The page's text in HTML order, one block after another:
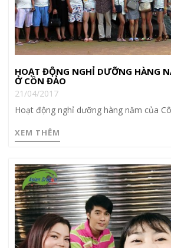
HOẠT ĐỘNG NGHỈ DƯỠNG HÀNG
Ở CÔN ĐẢO
21/04/2017
Hoạt động nghỉ dưỡng hàng năm của
XEM THÊM